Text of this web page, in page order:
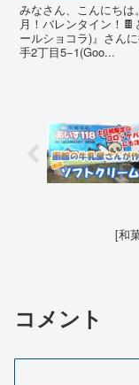
みなさん、こんにち
月！バレンタイン！
ールショコラ)』さ
手2丁目5−1(Goo...
[和
コメント